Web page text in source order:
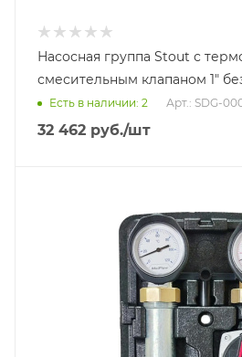
Насосная группа Stout с
смесительным клапаном 1"
Есть в наличии: 2 Арт.: SDG-
32 462 руб./шт
С 3-х ходовым приводным
Диаметр подключения